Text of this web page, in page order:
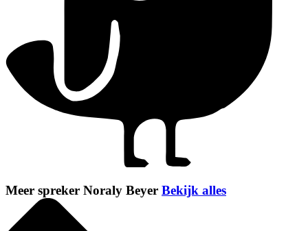
Meer spreker Noraly Beyer Bekijk alles